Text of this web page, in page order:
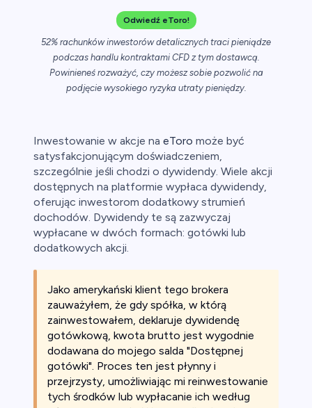
Odwiedź eToro!
52% rachunków inwestorów detalicznych traci pieniądze
podczas handlu kontraktami CFD z tym dostawcą.
Powinieneś rozważyć, czy możesz sobie pozwolić na
podjęcie wysokiego ryzyka utraty pieniędzy.
Inwestowanie w akcje na eToro może być
satysfakcjonującym doświadczeniem,
szczególnie jeśli chodzi o dywidendy. Wiele akcji
dostępnych na platformie wypłaca dywidendy,
oferując inwestorom dodatkowy strumień
dochodów. Dywidendy te są zazwyczaj
wypłacane w dwóch formach: gotówki lub
dodatkowych akcji.
Jako amerykański klient tego brokera
zauważyłem, że gdy spółka, w którą
zainwestowałem, deklaruje dywidendę
gotówkową, kwota brutto jest wygodnie
dodawana do mojego salda "Dostępnej
gotówki". Proces ten jest płynny i
przejrzysty, umożliwiając mi reinwestowanie
tych środków lub wypłacanie ich według